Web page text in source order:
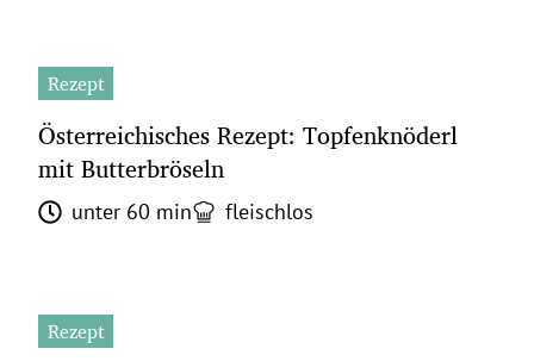
Rezept
Österreichisches Rezept: Topfenknöderl
mit Butterbröseln
unter 60 min fleischlos
Rezept